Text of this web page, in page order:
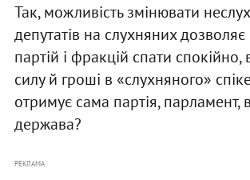
Так, можливість змінювати
депутатів на слухняних дозволяє
партій і фракцій спати спокійно,
силу й гроші в «слухняного»
отримує сама партія, парламент,
держава?
РЕКЛАМА